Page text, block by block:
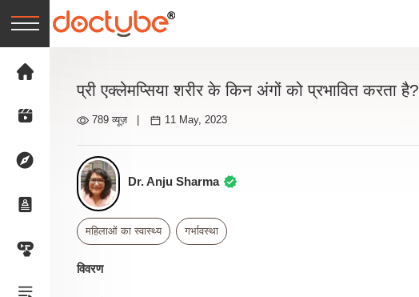
प्री एक्लेमप्सिया शरीर के किन अंगों को प्रभावित करता है?
789 व्यूज़ 11 May, 2023
Dr. Anju Sharma
महिलाओं का स्वास्थ्य गर्भावस्था
विवरण